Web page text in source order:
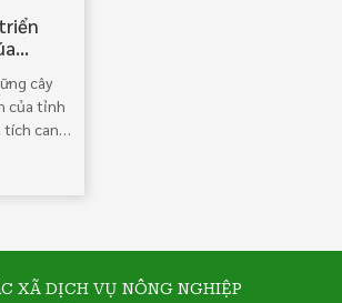
cây
của tỉnh
canh
bình
dụng
XÃ DỊCH VỤ NÔNG NGHIỆP